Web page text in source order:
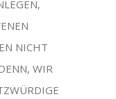
NICHT
WIR